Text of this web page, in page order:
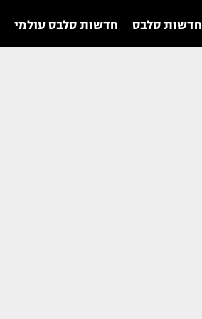
חדשות סלבס חדשות סלבס עולמי